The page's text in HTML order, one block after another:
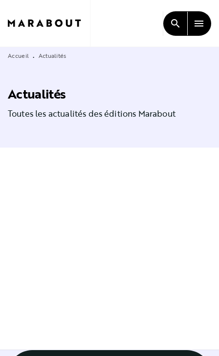
CONTENU
search menu
Accueil • Actualités
Actualités
Toutes les actualités des éditions Marabout